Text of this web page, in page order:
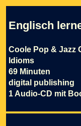
Englisch
Coole Pop & Jazz
Idioms
69 Minuten
digital publishing
1 Audio-CD mit